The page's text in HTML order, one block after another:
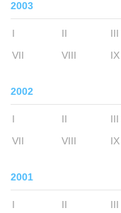
2003
I II III
VII
VIII IX
2002
I II III
VII
VIII IX
2001
I II III